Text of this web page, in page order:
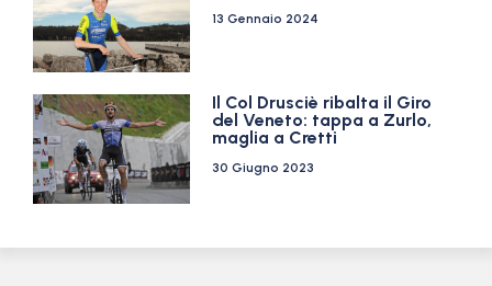
13 Gennaio 2024
Il Col Drusciè ribalta il Giro
del Veneto: tappa a Zurlo,
maglia a Cretti
30 Giugno 2023